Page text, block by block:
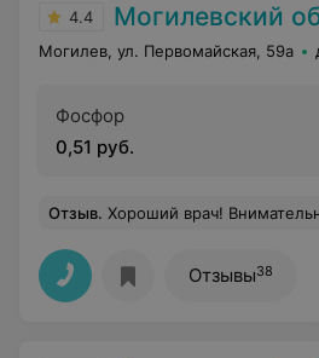
4.4 Могилевский
Могилев, ул. Первомайская, 59а
Фосфор
0,51 руб.
Отзыв. Хороший врач!
Отзывы38